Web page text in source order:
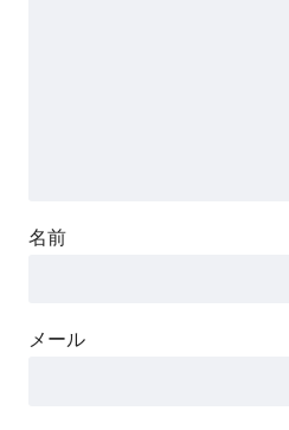
名前
メール